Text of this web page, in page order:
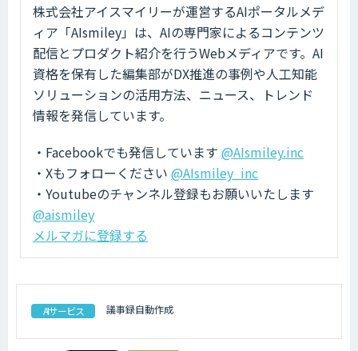
株式会社アイスマイリーが運営するAIポータルメデ
ィア「AIsmiley」は、AIの専門家によるコンテンツ
配信とプロダクト紹介を行うWebメディアです。AI
資格を保有した編集部がDX推進の事例や人工知能
ソリューションの活用方法、ニュース、トレンド
情報を発信しています。
・Facebookでも発信しています @AIsmiley.inc
・Xもフォローください @AIsmiley_inc
・Youtubeのチャンネル登録もお願いいたします
@aismiley
メルマガに登録する
AIサービス 議事録自動作成